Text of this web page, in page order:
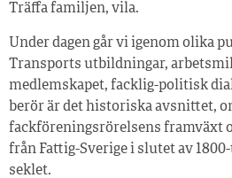
Träffa familjen, vila.
Under dagen går vi igenom olika
Transports utbildningar,
medlemskapet, facklig-politisk
berör är det historiska avsnittet,
fackföreningsrörelsens framväxt
från Fattig-Sverige i slutet av
seklet.